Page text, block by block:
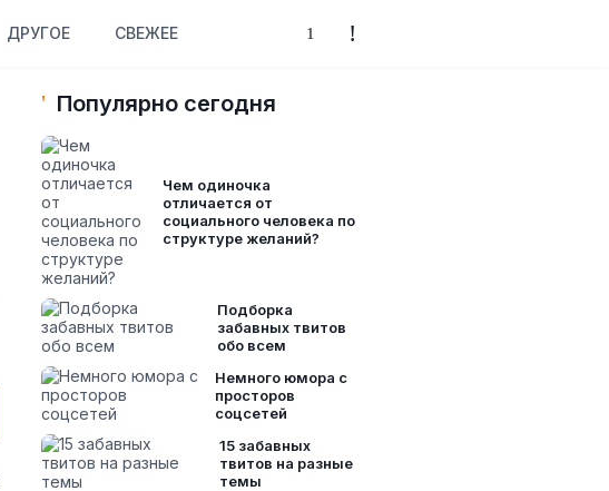
ДРУГОЕ СВЕЖЕЕ
Популярно сегодня
Чем одиночка
отличается от
социального человека по
структуре желаний?
Подборка
забавных твитов
обо всем
Немного юмора с
просторов
соцсетей
15 забавных
твитов на разные
темы